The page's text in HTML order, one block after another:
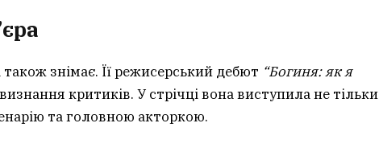
знімає. Її режисерський дебют “Богиня: як я
критиків. У стрічці вона виступила не тільки
та головною акторкою.